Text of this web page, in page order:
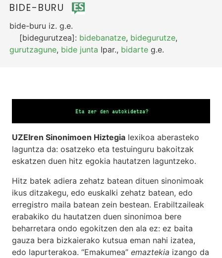
BIDE-BURU
bide-buru iz. g.e.
[bidegurutzea]: bidebanatze, bidegurutze,
gurutzagune, bide junta Ipar., bidarte g.e.
UZEIren Sinonimoen Hiztegia lexikoa aberasteko
laguntza da: osatzeko eta testuinguru bakoitzak
eskatzen duen hitz egokia hautatzen laguntzeko.
Hitz batek adiera zehatz batean dituen sinonimoak
ikus ditzakegu, edo euskalki zehatz batean, edo
erregistro maila batean zein bestean. Erabiltzaileak
erabakiko du hautatzen duen sinonimoa bere
beharretara ondo egokitzen den ala ez: ez baita
gauza bera bizkaierako kutsua eman nahi izatea,
edo lapurterakoa. “Emakumea” emaztekia izango da